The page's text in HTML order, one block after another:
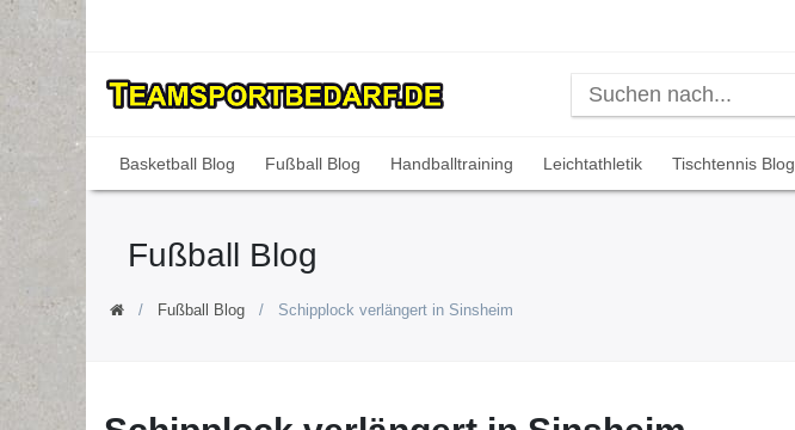
Basketball Blog Fußball Blog Handballtraining Leichtathletik Tischtennis Blog
Fußball Blog
Fußball Blog Schipplock verlängert in Sinsheim